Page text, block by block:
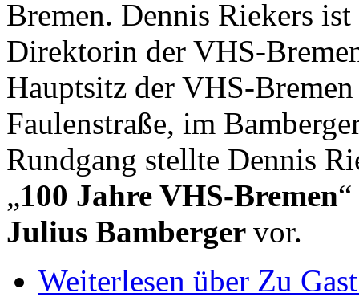
Bremen. Dennis Riekers
Direktorin der VHS-
Hauptsitz der VHS-
Faulenstraße, im
Rundgang stellte Dennis
„100 Jahre VHS-Bremen
Julius Bamberger vor.
Weiterlesen über Zu